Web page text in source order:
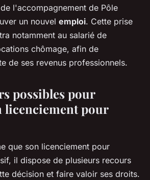
l'accompagnement de Pôle
un nouvel emploi. Cette prise
notamment au salarié de
chômage, afin de
de ses revenus professionnels.
possibles pour
licenciement pour
que son licenciement pour
il dispose de plusieurs recours
décision et faire valoir ses droits.